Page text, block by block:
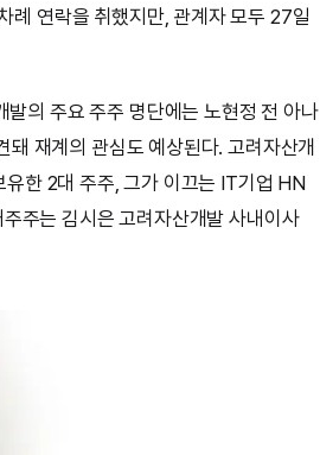
례 연락을 취했지만, 관계자 모두 27일
의 주요 주주 명단에는 노현정 전 아나
재계의 관심도 예상된다. 고려자산개
한 2대 주주, 그가 이끄는 IT기업 HN
주는 김시은 고려자산개발 사내이사